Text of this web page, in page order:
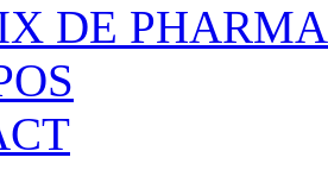
DE